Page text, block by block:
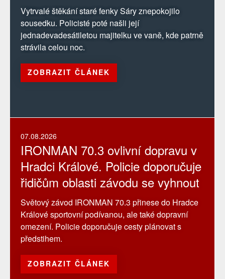
Vytrvalé štěkání staré fenky Sáry znepokojilo
sousedku. Policisté poté našli její
jednadevadesátiletou majitelku ve vaně, kde patrně
strávila celou noc.
ZOBRAZIT ČLÁNEK
07.08.2026
IRONMAN 70.3 ovlivní dopravu v
Hradci Králové. Policie doporučuje
řidičům oblasti závodu se vyhnout
Světový závod IRONMAN 70.3 přinese do Hradce
Králové sportovní podívanou, ale také dopravní
omezení. Policie doporučuje cesty plánovat s
předstihem.
ZOBRAZIT ČLÁNEK